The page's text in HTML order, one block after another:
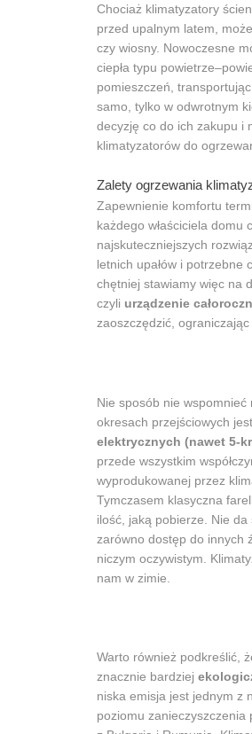
Chociaż klimatyzatory
przed upalnym latem,
czy wiosny. Nowoczesne
ciepła typu
pomieszczeń,
samo, tylko w odwrotnym
decyzję co do ich zakupu i
klimatyzatorów do
Zalety ogrzewania
Zapewnienie komfortu
każdego właściciela domu
najskuteczniejszych
letnich upałów i potrzebne
chętniej stawiamy więc na
czyli urządzenie
zaoszczędzić,
Nie sposób nie
okresach przejściowych
elektrycznych (nawet 5-
przede wszystkim
wyprodukowanej przez
Tymczasem klasyczna
ilość, jaką pobierze. Nie
zarówno dostęp do innych
niczym oczywistym.
nam w zimie.
Warto również podkreślić,
znacznie bardziej
niska emisja jest jednym z
poziomu zanieczyszczenia